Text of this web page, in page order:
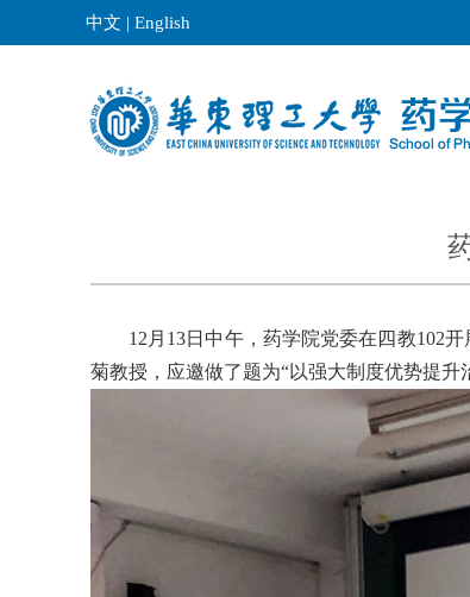
中文 | English
12 月 13日中午，药学院党委在四教102开
菊教授，应邀做了题为“以强大制度优势提升